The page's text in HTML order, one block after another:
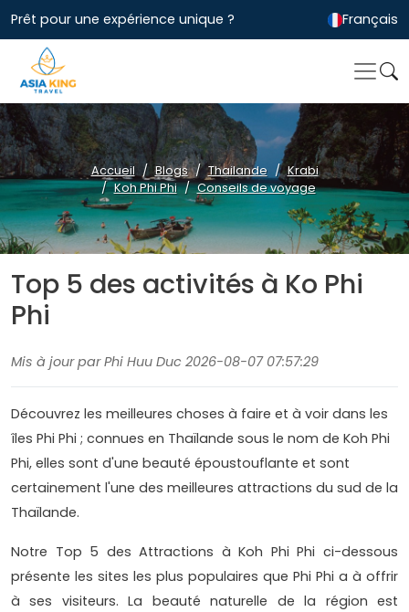
Prêt pour une expérience unique ? Français
Accueil Blogs Thailande
Krabi
Koh Phi Phi
Conseils de voyage
Top 5 des activités à Ko Phi
Phi
Mis à jour par Phi Huu Duc 2026-08-07 07:57:29
Découvrez les meilleures choses à faire et à voir dans les
îles Phi Phi ; connues en Thaïlande sous le nom de Koh Phi
Phi, elles sont d'une beauté époustouflante et sont
certainement l'une des meilleures attractions du sud de la
Thaïlande.
Notre Top 5 des Attractions à Koh Phi Phi ci-dessous
présente les sites les plus populaires que Phi Phi a à offrir
à ses visiteurs. La beauté naturelle de la région est